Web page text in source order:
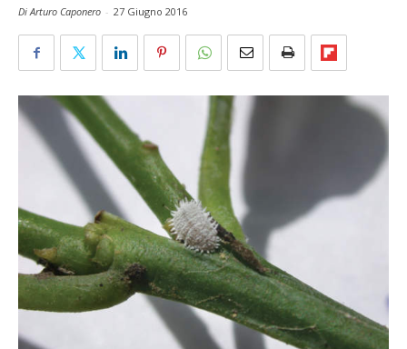
Di Arturo Caponero - 27 Giugno 2016